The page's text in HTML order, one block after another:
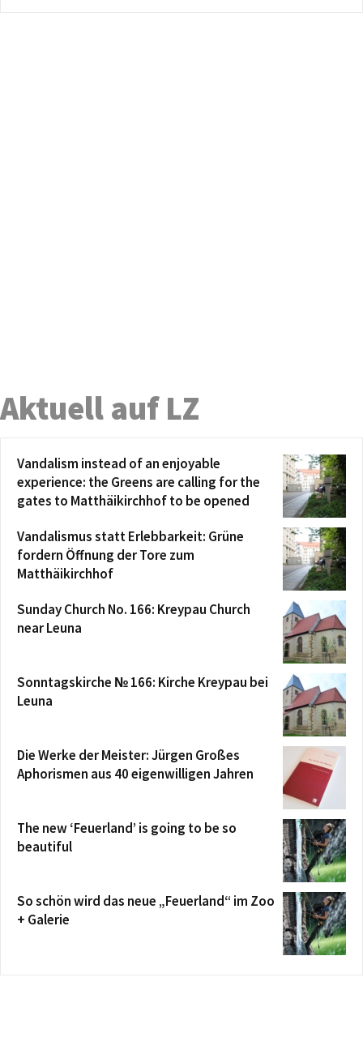
Aktuell auf LZ
Vandalism instead of an enjoyable
experience: the Greens are calling for the
gates to Matthäikirchhof to be opened
Vandalismus statt Erlebbarkeit: Grüne
fordern Öffnung der Tore zum
Matthäikirchhof
Sunday Church No. 166: Kreypau Church
near Leuna
Sonntagskirche № 166: Kirche Kreypau bei
Leuna
Die Werke der Meister: Jürgen Großes
Aphorismen aus 40 eigenwilligen Jahren
The new ‘Feuerland’ is going to be so
beautiful
So schön wird das neue „Feuerland“ im Zoo
+ Galerie